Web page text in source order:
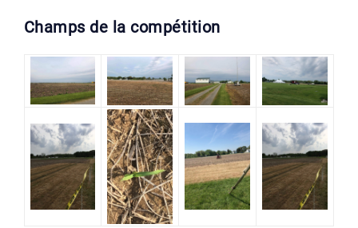
Champs de la compétition